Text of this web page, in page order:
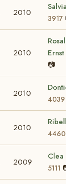
2010
3917
2010
Ernst
📷
2010
4039
2010
4460
2009
Clea
5111